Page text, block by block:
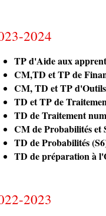
2024
TP d'Aide aux
CM,TD et TP de
CM, TD et TP
TD et TP de
TD de Traitement
CM de Probabilités et
TD de Probabilités
TD de préparation à
2023